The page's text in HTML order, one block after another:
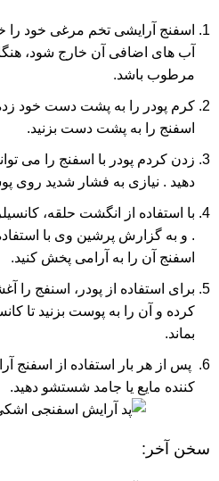
اسفنج آرایشی تخم مرغی خود را
آب های اضافی آن خارج شود،
مرطوب باشد.
کرم پودر را به پشت دست خود
اسفنج را به پشت دست بزنید.
زدن کردم پودر با اسفنج را می
دهید . نیازی به فشار شدید روی
با استفاده از انگشت حلقه،
. و به گزارش پرشین وی با
اسفنج آن را به آرامی پخش کنید.
برای استفاده از پودر، اسنفج را
کرده و آن را به پوست بزنید تا
بماند.
پس از هر بار استفاده از اسفنج
کننده مایع یا جامد شستشو دهید.
سخن آخر: